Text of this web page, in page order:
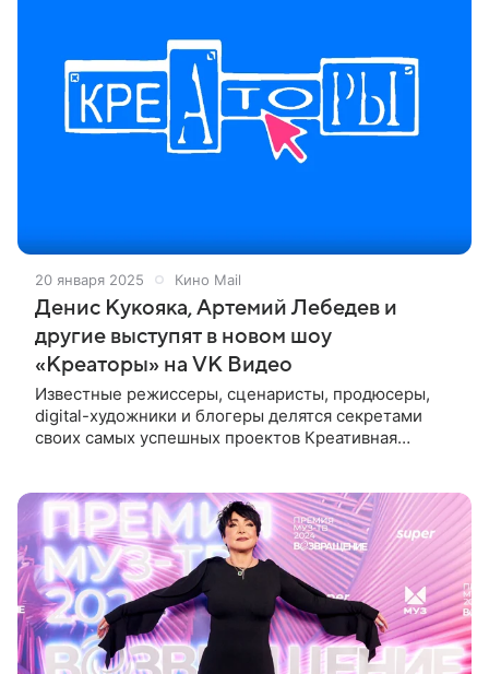
20 января 2025 Кино Mail
Денис Кукояка, Артемий Лебедев и
другие выступят в новом шоу
«Креаторы» на VK Видео
Известные режиссеры, сценаристы, продюсеры,
digital-художники и блогеры делятся секретами
своих самых успешных проектов Креативная